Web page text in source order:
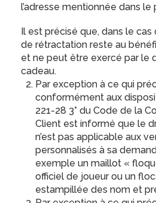
l’adresse mentionnée dans le
Il est précisé que, dans le cas
de rétractation reste au
et ne peut être exercé par le
cadeau.
Par exception à ce qui
conformément aux
221-28 3° du Code de la
Client est informé que le
n’est pas applicable aux
personnalisés à sa
exemple un maillot «
officiel de joueur ou un
estampillée des nom et